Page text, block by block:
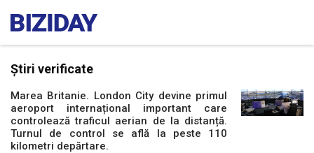
Știri verificate
Marea Britanie. London City devine primul
aeroport internațional important care
controlează traficul aerian de la distanță.
Turnul de control se află la peste 110
kilometri depărtare.